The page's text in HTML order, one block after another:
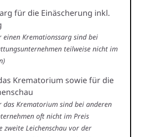
für die Einäscherung inkl.
einen Kremationssarg sind bei
teilweise nicht im
Krematorium sowie für die
das Krematorium sind bei anderen
oft nicht im Preis
zweite Leichenschau vor der